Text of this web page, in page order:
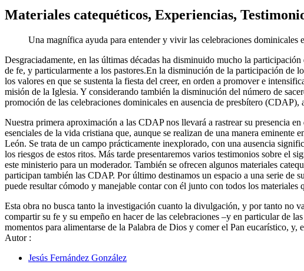
Materiales catequéticos, Experiencias,
Una magnífica ayuda para entender y vivir las celebraciones dominicales
Desgraciadamente, en las últimas décadas ha disminuido mucho la
de fe, y particularmente a los pastores.En la disminución de la participación de
los valores en que se sustenta la fiesta del creer, en orden a promover e
misión de la Iglesia. Y considerando también la disminución del número de
promoción de las celebraciones dominicales en ausencia de presbítero
Nuestra primera aproximación a las CDAP nos llevará a rastrear su presencia
esenciales de la vida cristiana que, aunque se realizan de una manera eminente
León. Se trata de un campo prácticamente inexplorado, con una ausencia
los riesgos de estos ritos. Más tarde presentaremos varios testimonios sobre el
este ministerio para un moderador. También se ofrecen algunos materiales
participan también las CDAP. Por último destinamos un espacio a una serie de
puede resultar cómodo y manejable contar con él junto con todos los materiales
Esta obra no busca tanto la investigación cuanto la divulgación, y por tanto no
compartir su fe y su empeño en hacer de las celebraciones –y en particular de
momentos para alimentarse de la Palabra de Dios y comer el Pan eucarístico,
Autor :
Jesús Fernández González